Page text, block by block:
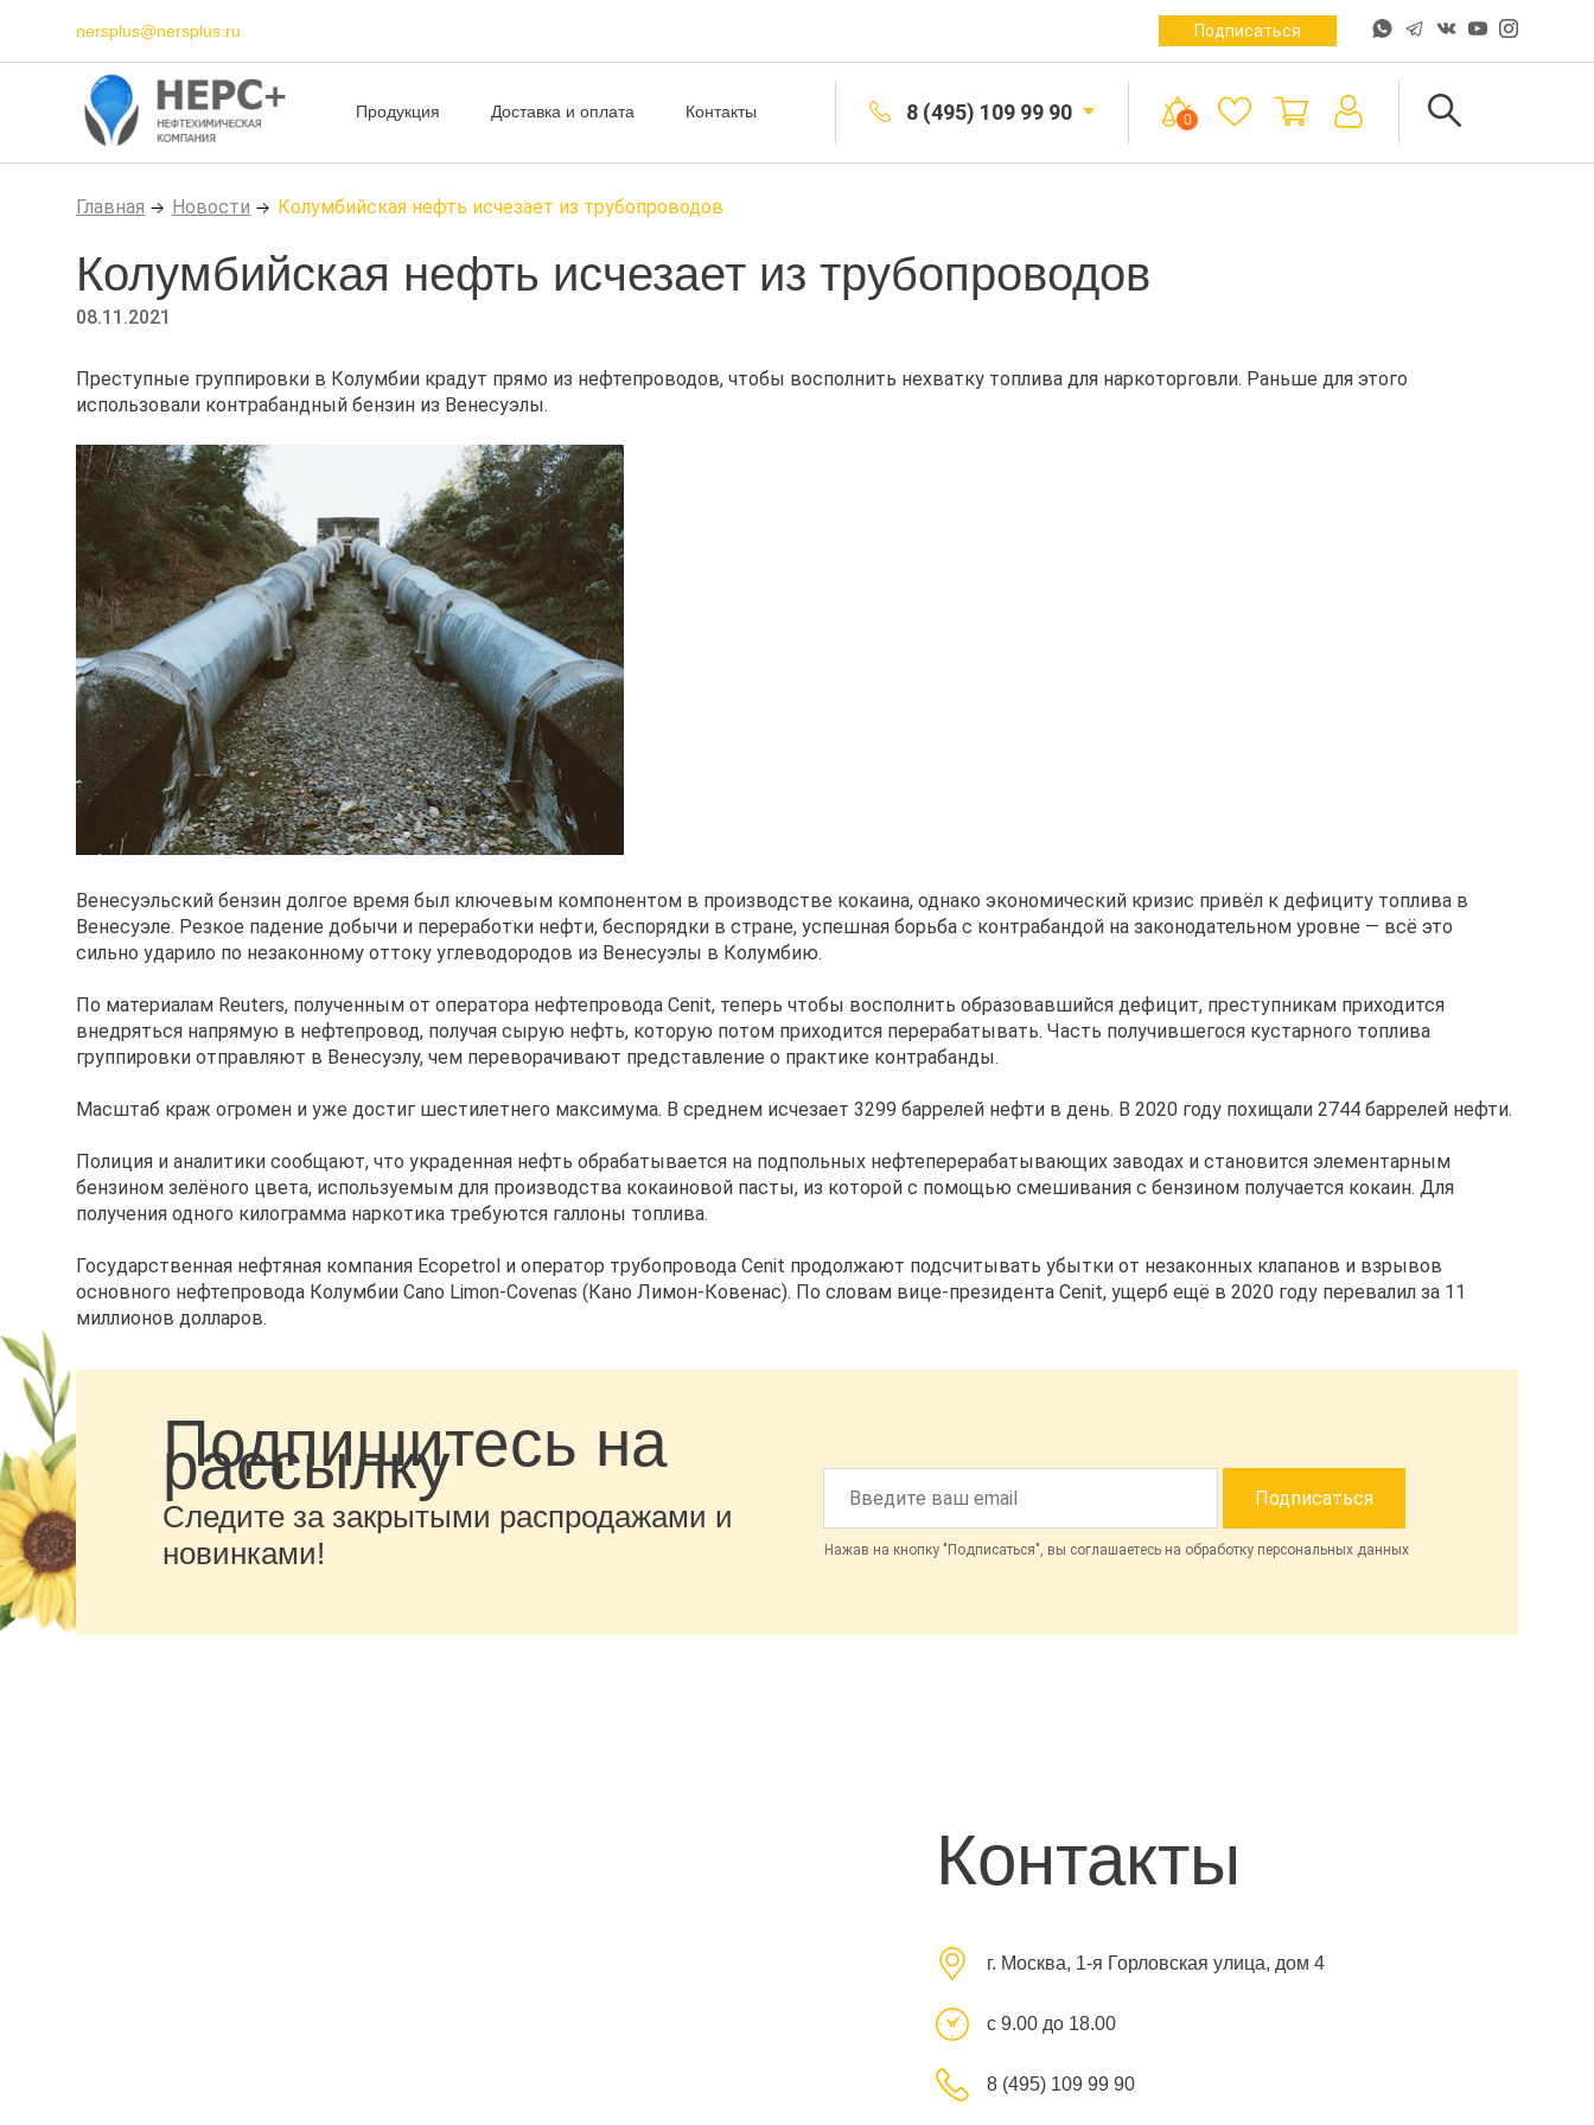
nersplus@nersplus.ru Подписаться
Продукция Доставка и оплата Контакты 8 (495) 109 99 90 0
Главная Новости Колумбийская нефть исчезает из трубопроводов
Колумбийская нефть исчезает из трубопроводов
08.11.2021
Преступные группировки в Колумбии крадут прямо из нефтепроводов, чтобы восполнить нехватку топлива для наркоторговли. Раньше для этого
использовали контрабандный бензин из Венесуэлы.
Венесуэльский бензин долгое время был ключевым компонентом в производстве кокаина, однако экономический кризис привёл к дефициту топлива в
Венесуэле. Резкое падение добычи и переработки нефти, беспорядки в стране, успешная борьба с контрабандой на законодательном уровне — всё это
сильно ударило по незаконному оттоку углеводородов из Венесуэлы в Колумбию.
По материалам Reuters, полученным от оператора нефтепровода Cenit, теперь чтобы восполнить образовавшийся дефицит, преступникам приходится
внедряться напрямую в нефтепровод, получая сырую нефть, которую потом приходится перерабатывать. Часть получившегося кустарного топлива
группировки отправляют в Венесуэлу, чем переворачивают представление о практике контрабанды.
Масштаб краж огромен и уже достиг шестилетнего максимума. В среднем исчезает 3299 баррелей нефти в день. В 2020 году похищали 2744 баррелей нефти.
Полиция и аналитики сообщают, что украденная нефть обрабатывается на подпольных нефтеперерабатывающих заводах и становится элементарным
бензином зелёного цвета, используемым для производства кокаиновой пасты, из которой с помощью смешивания с бензином получается кокаин. Для
получения одного килограмма наркотика требуются галлоны топлива.
Государственная нефтяная компания Ecopetrol и оператор трубопровода Cenit продолжают подсчитывать убытки от незаконных клапанов и взрывов
основного нефтепровода Колумбии Cano Limon-Covenas (Кано Лимон-Ковенас). По словам вице-президента Cenit, ущерб ещё в 2020 году перевалил за 11
миллионов долларов.
Подпишитесь на
рассылку
Следите за закрытыми распродажами и
новинками!
Нажав на кнопку "Подписаться", вы соглашаетесь на обработку персональных данных
Контакты
г. Москва, 1-я Горловская улица, дом 4
с 9.00 до 18.00
8 (495) 109 99 90